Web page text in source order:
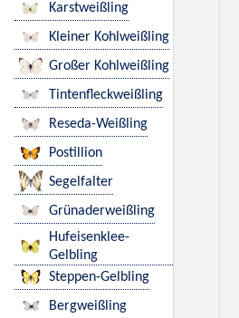
Karstweißling
Kleiner Kohlweißling
Großer Kohlweißling
Tintenfleckweißling
Reseda-Weißling
Postillion
Segelfalter
Grünaderweißling
Hufeisenklee-
Gelbling
Steppen-Gelbling
Bergweißling